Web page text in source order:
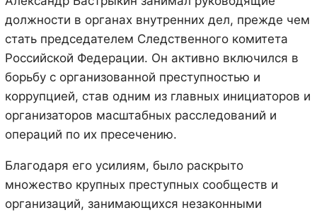
должности в органах внутренних дел, прежде чем
стать председателем Следственного комитета
Российской Федерации. Он активно включился в
борьбу с организованной преступностью и
коррупцией, став одним из главных инициаторов и
организаторов масштабных расследований и
операций по их пресечению.
Благодаря его усилиям, было раскрыто
множество крупных преступных сообществ и
организаций, занимающихся незаконными